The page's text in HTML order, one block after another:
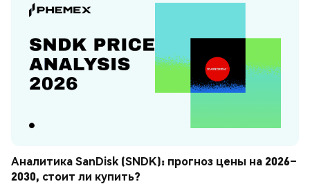
Аналитика SanDisk (SNDK): прогноз цены на 2026–
2030, стоит ли купить?